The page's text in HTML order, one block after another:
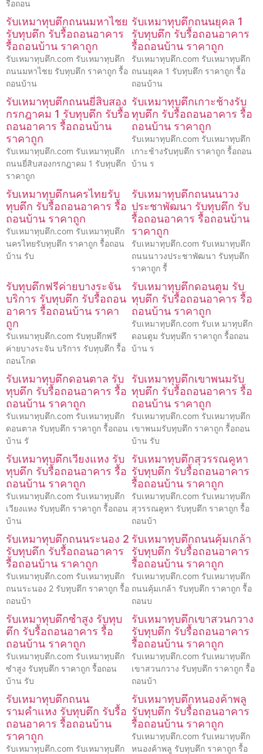
รื้อถอน
รับเหมาทุบตึกถนนมหาไชย
รับทุบตึก รับรื้อถอนอาคาร
รื้อถอนบ้าน ราคาถูก
รับเหมาทุบตึก.com รับเหมาทุบตึก
ถนนมหาไชย รับทุบตึก ราคาถูก รื้อ
ถอนบ้าน
รับเหมาทุบตึกถนนยุคล 1
รับทุบตึก รับรื้อถอนอาคาร
รื้อถอนบ้าน ราคาถูก
รับเหมาทุบตึก.com รับเหมาทุบตึก
ถนนยุคล 1 รับทุบตึก ราคาถูก รื้อ
ถอนบ้าน
รับเหมาทุบตึกถนนยี่สิบสอง
กรกฎาคม 1 รับทุบตึก รับรื้อ
ถอนอาคาร รื้อถอนบ้าน
ราคาถูก
รับเหมาทุบตึก.com รับเหมาทุบตึก
ถนนยี่สิบสองกรกฎาคม 1 รับทุบตึก
ราคาถูก
รับเหมาทุบตึกเกาะช้างรับ
ทุบตึก รับรื้อถอนอาคาร รื้อ
ถอนบ้าน ราคาถูก
รับเหมาทุบตึก.com รับเหมาทุบตึก
เกาะช้างรับทุบตึก ราคาถูก รื้อถอน
บ้าน ร
รับเหมาทุบตึกนครไทยรับ
ทุบตึก รับรื้อถอนอาคาร รื้อ
ถอนบ้าน ราคาถูก
รับเหมาทุบตึก.com รับเหมาทุบตึก
นครไทยรับทุบตึก ราคาถูก รื้อถอน
บ้าน รับ
รับเหมาทุบตึกถนนนาวง
ประชาพัฒนา รับทุบตึก รับ
รื้อถอนอาคาร รื้อถอนบ้าน
ราคาถูก
รับเหมาทุบตึก.com รับเหมาทุบตึก
ถนนนาวงประชาพัฒนา รับทุบตึก
ราคาถูก รื้
รับทุบตึกฟรีค่ายบางระจัน
บริการ รับทุบตึก รับรื้อถอน
อาคาร รื้อถอนบ้าน ราคา
ถูก
รับเหมาทุบตึก.com รับทุบตึกฟรี
ค่ายบางระจัน บริการ รับทุบตึก รื้อ
ถอนโกด
รับเหมาทุบตึกดอนตูม รับ
ทุบตึก รับรื้อถอนอาคาร รื้อ
ถอนบ้าน ราคาถูก
รับเหมาทุบตึก.com รับเห มาทุบตึก
ดอนตูม รับทุบตึก ราคาถูก รื้อถอน
บ้าน ร
รับเหมาทุบตึกดอนตาล รับ
ทุบตึก รับรื้อถอนอาคาร รื้อ
ถอนบ้าน ราคาถูก
รับเหมาทุบตึก.com รับเหมาทุบตึก
ดอนตาล รับทุบตึก ราคาถูก รื้อถอน
บ้าน รั
รับเหมาทุบตึกเขาพนมรับ
ทุบตึก รับรื้อถอนอาคาร รื้อ
ถอนบ้าน ราคาถูก
รับเหมาทุบตึก.com รับเหมาทุบตึก
เขาพนมรับทุบตึก ราคาถูก รื้อถอน
บ้าน รับ
รับเหมาทุบตึกเวียงแหง รับ
ทุบตึก รับรื้อถอนอาคาร รื้อ
ถอนบ้าน ราคาถูก
รับเหมาทุบตึก.com รับเหมาทุบตึก
เวียงแหง รับทุบตึก ราคาถูก รื้อถอน
บ้าน
รับเหมาทุบตึกสุวรรณคูหา
รับทุบตึก รับรื้อถอนอาคาร
รื้อถอนบ้าน ราคาถูก
รับเหมาทุบตึก.com รับเหมาทุบตึก
สุวรรณคูหา รับทุบตึก ราคาถูก รื้อ
ถอนบ้า
รับเหมาทุบตึกถนนระนอง 2
รับทุบตึก รับรื้อถอนอาคาร
รื้อถอนบ้าน ราคาถูก
รับเหมาทุบตึก.com รับเหมาทุบตึก
ถนนระนอง 2 รับทุบตึก ราคาถูก รื้อ
ถอนบ้า
รับเหมาทุบตึกถนนคุ้มเกล้า
รับทุบตึก รับรื้อถอนอาคาร
รื้อถอนบ้าน ราคาถูก
รับเหมาทุบตึก.com รับเหมาทุบตึก
ถนนคุ้มเกล้า รับทุบตึก ราคาถูก รื้อ
ถอนบ
รับเหมาทุบตึกซำสูง รับทุบ
ตึก รับรื้อถอนอาคาร รื้อ
ถอนบ้าน ราคาถูก
รับเหมาทุบตึก.com รับเหมาทุบตึก
ซำสูง รับทุบตึก ราคาถูก รื้อถอน
บ้าน รับ
รับเหมาทุบตึกเขาสวนกวาง
รับทุบตึก รับรื้อถอนอาคาร
รื้อถอนบ้าน ราคาถูก
รับเหมาทุบตึก.com รับเหมาทุบตึก
เขาสวนกวาง รับทุบตึก ราคาถูก รื้อ
ถอนบ้า
รับเหมาทุบตึกถนน
รามคำแหง รับทุบตึก รับรื้อ
ถอนอาคาร รื้อถอนบ้าน
ราคาถูก
รับเหมาทุบตึก.com รับเหมาทุบตึก
รับเหมาทุบตึกหนองค้าพลู
รับทุบตึก รับรื้อถอนอาคาร
รื้อถอนบ้าน ราคาถูก
รับเหมาทุบตึก.com รับเหมาทุบตึก
หนองค้าพลู รับทุบตึก ราคาถูก รื้อ